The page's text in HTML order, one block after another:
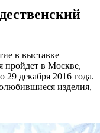
в выставке–
пройдет в Москве,
декабря 2016 года.
изделия,